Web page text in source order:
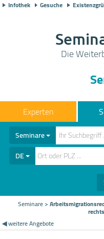
Infothek Gesuche
Die
Seminare
DE
Seminare>
◀ weitere Angebote